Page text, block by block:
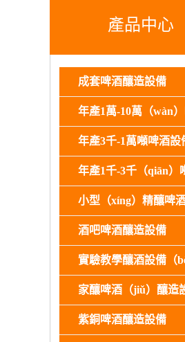
產品中心
成套啤酒釀造設備
年產3千-1萬噸啤酒設
酒吧啤酒釀造設備
實驗教學釀酒設備（
家釀啤酒（jiǔ）釀造
紫銅啤酒釀造設備